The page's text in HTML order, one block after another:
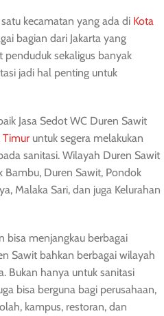
kecamatan yang ada di Kota
bagian dari Jakarta yang
sekaligus banyak
jadi hal penting untuk
Jasa Sedot WC Duren Sawit
Timur untuk segera melakukan
sanitasi. Wilayah Duren Sawit
Bambu, Duren Sawit, Pondok
Malaka Sari, dan juga Kelurahan
bisa menjangkau berbagai
Sawit bahkan berbagai wilayah
Bukan hanya untuk sanitasi
bisa berguna bagi perusahaan,
kampus, restoran, dan